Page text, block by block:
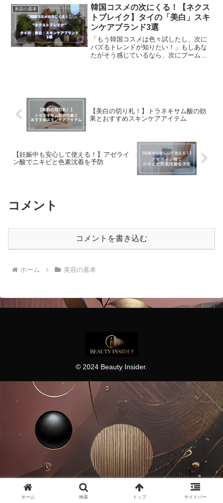
り、これまでのスキンケアでは対応しき
れないケースも。。。さらに...
美容の基本
韓国コスメの次にくる！【ネクス
トブレイク】タイの「美白」スキ
ンケアブランド3選
「もう韓国コスメは色々試したし、次に
バズるトレンドが知りたい！」もしあな
たがそう感じているなら、次にブームが
【美白の切り札！】トラネキサム酸の効
果とおすすめスキンケアアイテム
【妊娠中も安心して使える！】アゼライ
ン酸でニキビと色素沈着を予防
コメント
コメントを書き込む
ホーム 美容の基本
© 2024 Beauty Insider.
ホーム 検索 トップ サイドバー